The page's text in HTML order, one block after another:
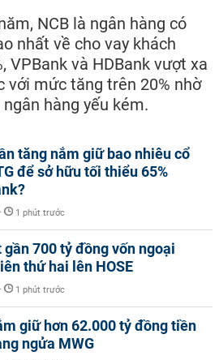
NCB là ngân hàng có
nhất về cho vay khách
VPBank và HDBank vượt xa
với mức tăng trên 20% nhờ
hàng yếu kém.
tăng nắm giữ bao nhiêu cổ
để sở hữu tối thiểu 65%
1 phút trước
gần 700 tỷ đồng vốn ngoại
thứ hai lên HOSE
1 phút trước
giữ hơn 62.000 tỷ đồng tiền
ngửa MWG